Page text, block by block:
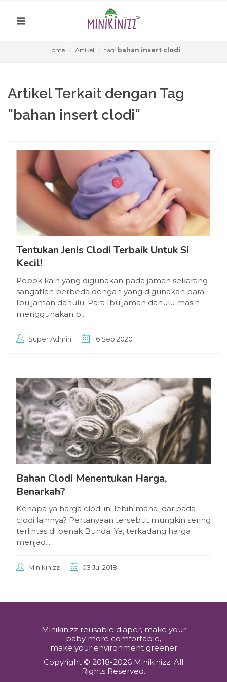
Home Artikel tag: bahan insert clodi
Artikel Terkait dengan Tag
"bahan insert clodi"
Tentukan Jenis Clodi Terbaik Untuk Si
Kecil!
Popok kain yang digunakan pada jaman sekarang
sangatlah berbeda dengan yang digunakan para
Ibu jaman dahulu. Para Ibu jaman dahulu masih
menggunakan p...
Super Admin 16 Sep 2020
Bahan Clodi Menentukan Harga,
Benarkah?
Kenapa ya harga clodi ini lebih mahal daripada
clodi lainnya? Pertanyaan tersebut mungkin sering
terlintas di benak Bunda. Ya, terkadang harga
menjad...
Minikinizz 03 Jul 2018
Minikinizz reusable diaper, make your
baby more comfortable,
make your environment greener
Copyright © 2018-2026 Minikinizz. All
Rights Reserved.